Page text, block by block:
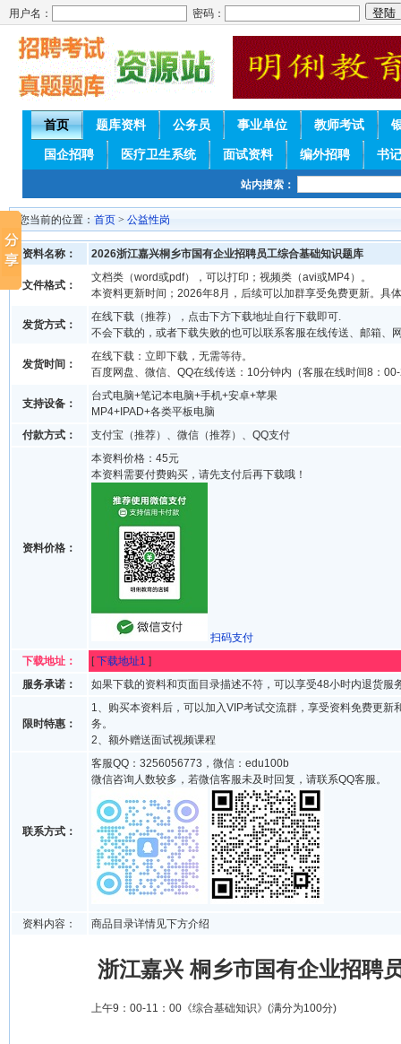
用户名： 密码：
首页 题库资料 公务员 事业单位 教师考试
国企招聘 医疗卫生系统 面试资料 编外招聘 书
站内搜索：
您当前的位置： 首页 > 公益性岗
资料名称： 2026浙江嘉兴桐乡市国有企业招聘员工综合基础知识题库
文件格式：
文档类（word或pdf），可以打印；视频类（avi或MP4）。
本资料更新时间；2026年8月，后续可以加群享受免费更新。具
发货方式：
在线下载（推荐），点击下方下载地址自行下载即可.
不会下载的，或者下载失败的也可以联系客服在线传送、邮箱、
发货时间：
在线下载：立即下载，无需等待。
百度网盘、微信、QQ在线传送：10分钟内（客服在线时间8：
支持设备：
台式电脑+笔记本电脑+手机+安卓+苹果
MP4+IPAD+各类平板电脑
付款方式：
支付宝（推荐）、微信（推荐）、QQ支付
资料价格：
本资料价格：45元
本资料需要付费购买，请先支付后再下载哦！
扫码支付
下载地址：
[下载地址1 ]
服务承诺：
如果下载的资料和页面目录描述不符，可以享受48小时内退货服
限时特惠：
1、购买本资料后，可以加入VIP考试交流群，享受资料免费更新
务。
2、额外赠送面试视频课程
联系方式：
客服QQ：3256056773，微信：edu100b
微信咨询人数较多，若微信客服未及时回复，请联系QQ客服。
资料内容： 商品目录详情见下方介绍
浙江嘉兴 桐乡市国有企业招聘
上午9：00-11：00《综合基础知识》(满分为100分)